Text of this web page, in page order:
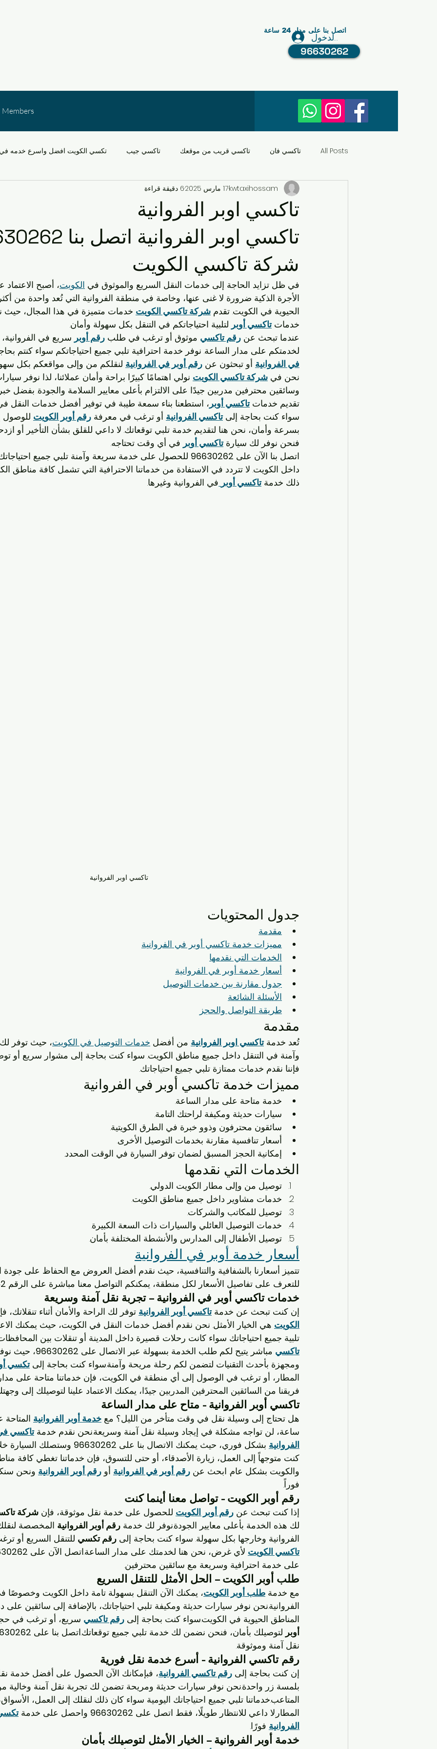
اتصل بنا على مدار 24 ساعة
96630262
تسجيل الدخول
Members
All Posts تاكسي فان تاكسي قريب من موقعك تاكسي جيب تكسي الكويت افضل واسرع خدمه في
النقل في الكويت عبد الله مبارك خدمات النقل في الكويت
الحياة اليومية في الكويت تاكسي في الكويت التنقل في الرميثية سيارات الأجرة الكويتية
السفر والسياحة مواصلات المطار تاكسي الأفنيوز تكسيات الكويت
خدمات التاكسي في الكويت النقل والمواصلات تاكسي صباح السالم توصيل سريع خدمات
تكاسي الكويت خدمات السفر والتنقل خدمات النقل
تاكسي اوبر الفروانية
kwtaxihossam17 مارس 2025 6 دقيقة قراءة
شركة تاكسي الكويت
في ظل تزايد الحاجة إلى خدمات النقل السريع والموثوق في الكويت، أصبح
الأجرة الذكية ضرورة لا غنى عنها، وخاصة في منطقة الفروانية التي تُعد واحدة من
الحيوية في الكويت. تقدم شركة تاكسي الكويت خدمات متميزة في هذا المجال، حيث
خدمات تاكسي أوبر لتلبية احتياجاتكم في التنقل بكل سهولة وأمان.
عندما تبحث عن رقم تاكسي موثوق أو ترغب في طلب رقم أوبر سريع في الفروانية،
لخدمتكم على مدار الساعة. نوفر خدمة احترافية تلبي جميع احتياجاتكم سواء كنتم
في الفروانية أو تبحثون عن رقم أوبر في الفروانية لنقلكم من وإلى مواقعكم بكل
نحن في شركة تاكسي الكويت نولي اهتمامًا كبيرًا براحة وأمان عملائنا، لذا نوفر
وسائقين محترفين مدربين جيدًا على الالتزام بأعلى معايير السلامة والجودة. بفضل
تقديم خدمات تاكسي أوبر ، استطعنا بناء سمعة طيبة في توفير أفضل خدمات النقل
سواء كنت بحاجة إلى تاكسي الفروانية أو ترغب في معرفة رقم أوبر الكويت للوصول
بسرعة وأمان، نحن هنا لتقديم خدمة تلبي توقعاتك. لا داعي للقلق بشأن التأخير أو
فنحن نوفر لك سيارة تاكسي أوبر في أي وقت تحتاجه.
اتصل بنا الآن على 96630262 للحصول على خدمة سريعة وآمنة تلبي جميع
داخل الكويت. لا تتردد في الاستفادة من خدماتنا الاحترافية التي تشمل كافة مناطق
ذلك خدمة تاكسي أوبر في الفروانية وغيرها.
تاكسي اوبر الفروانية
جدول المحتويات
مقدمة
مميزات خدمة تاكسي أوبر في الفروانية
الخدمات التي نقدمها
أسعار خدمة أوبر في الفروانية
جدول مقارنة بين خدمات التوصيل
الأسئلة الشائعة
طريقة التواصل والحجز
مقدمة
تُعد خدمة تاكسي اوبر الفروانية من أفضل خدمات التوصيل في الكويت، حيث توفر
وآمنة في التنقل داخل جميع مناطق الكويت. سواء كنت بحاجة إلى مشوار سريع أو
فإننا نقدم خدمات ممتازة تلبي جميع احتياجاتك.
مميزات خدمة تاكسي أوبر في الفروانية
خدمة متاحة على مدار الساعة.
سيارات حديثة ومكيفة لراحتك التامة.
سائقون محترفون وذوو خبرة في الطرق الكويتية.
أسعار تنافسية مقارنة بخدمات التوصيل الأخرى.
إمكانية الحجز المسبق لضمان توفر السيارة في الوقت المحدد.
الخدمات التي نقدمها
توصيل من وإلى مطار الكويت الدولي.
خدمات مشاوير داخل جميع مناطق الكويت.
توصيل للمكاتب والشركات.
خدمات التوصيل العائلي والسيارات ذات السعة الكبيرة.
توصيل الأطفال إلى المدارس والأنشطة المختلفة بأمان.
أسعار خدمة أوبر في الفروانية
تتميز أسعارنا بالشفافية والتنافسية، حيث نقدم أفضل العروض مع الحفاظ على جودة
للتعرف على تفاصيل الأسعار لكل منطقة، يمكنكم التواصل معنا مباشرة على الرقم
خدمات تاكسي أوبر في الفروانية – تجربة نقل آمنة وسريعة
إن كنت تبحث عن خدمة تاكسي أوبر الفروانية توفر لك الراحة والأمان أثناء تنقلاتك،
الكويت هي الخيار الأمثل. نحن نقدم أفضل خدمات النقل في الكويت، حيث يمكنك
تلبية جميع احتياجاتك سواء كانت رحلات قصيرة داخل المدينة أو تنقلات بين
تاكسي مباشر يتيح لكم طلب الخدمة بسهولة عبر الاتصال على 96630262، حيث
ومجهزة بأحدث التقنيات لتضمن لكم رحلة مريحة وآمنة.سواء كنت بحاجة إلى تكسي
المطار، أو ترغب في الوصول إلى أي منطقة في الكويت، فإن خدماتنا متاحة على
فريقنا من السائقين المحترفين المدربين جيدًا، يمكنك الاعتماد علينا لتوصيلك إلى
تاكسي أوبر الفروانية - متاح على مدار الساعة
هل تحتاج إلى وسيلة نقل في وقت متأخر من الليل؟ مع خدمة أوبر الفروانية
ساعة، لن تواجه مشكلة في إيجاد وسيلة نقل آمنة وسريعة.نحن نقدم خدمة تاكسي
الفروانية بشكل فوري، حيث يمكنك الاتصال بنا على 96630262 وستصلك السيارة
كنت متوجهاً إلى العمل، زيارة الأصدقاء، أو حتى للتسوق، فإن خدماتنا تغطي كافة
والكويت بشكل عام. ابحث عن رقم أوبر في الفروانية أو رقم أوبر الفروانية ونحن
فوراً.
رقم أوبر الكويت - تواصل معنا أينما كنت
إذا كنت تبحث عن رقم أوبر الكويت للحصول على خدمة نقل موثوقة، فإن شركة
لك هذه الخدمة بأعلى معايير الجودة.نوفر لك خدمة رقم أوبر الفروانية المخصصة
الفروانية وخارجها بكل سهولة. سواء كنت بحاجة إلى رقم تكسي للتنقل السريع أو
تاكسي الكويت لأي غرض، نحن هنا لخدمتك على مدار الساعة.اتصل الآن على
على خدمة احترافية وسريعة مع سائقين محترفين.
طلب أوبر الكويت – الحل الأمثل للتنقل السريع
مع خدمة طلب أوبر الكويت، يمكنك الآن التنقل بسهولة تامة داخل الكويت وخصوصًا
الفروانية.نحن نوفر سيارات حديثة ومكيفة تلبي احتياجاتك، بالإضافة إلى سائقين على
المناطق الحيوية في الكويت.سواء كنت بحاجة إلى رقم تاكسي سريع، أو ترغب في
أوبر لتوصيلك بأمان، فنحن نضمن لك خدمة تلبي جميع توقعاتك.اتصل بنا على
نقل آمنة وموثوقة.
رقم تاكسي الفروانية - أسرع خدمة نقل فورية
إن كنت بحاجة إلى رقم تاكسي الفروانية، فبإمكانك الآن الحصول على أفضل خدمة
بلمسة زر واحدة.نحن نوفر سيارات حديثة ومريحة تضمن لك تجربة نقل آمنة وخالية
المتاعب.خدماتنا تلبي جميع احتياجاتك اليومية سواء كان ذلك لنقلك إلى العمل،
المطار.لا داعي للانتظار طويلًا، فقط اتصل على 96630262 واحصل على خدمة
الفروانية فورًا.
خدمة أوبر الفروانية – الخيار الأمثل لتوصيلك بأمان